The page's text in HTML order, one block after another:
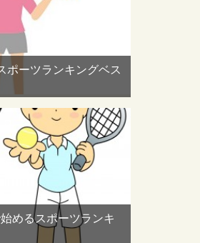
ポーツランキングベス
めるスポーツランキ